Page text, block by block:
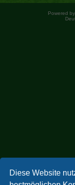
Diese Website
Powered by